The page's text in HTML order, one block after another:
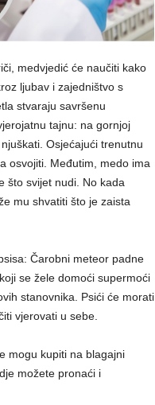
medvjedić će naučiti kako
ljubav i zajedništvo s
stvaraju savršenu
tajnu: na gornjoj
Osjećajući trenutnu
osvojiti. Međutim, medo ima
što svijet nudi. No kada
mu shvatiti što je zaista
Čarobni meteor padne
se žele domoći supermoći
stanovnika. Psići će morati
vjerovati u sebe.
mogu kupiti na blagajni
možete pronaći i